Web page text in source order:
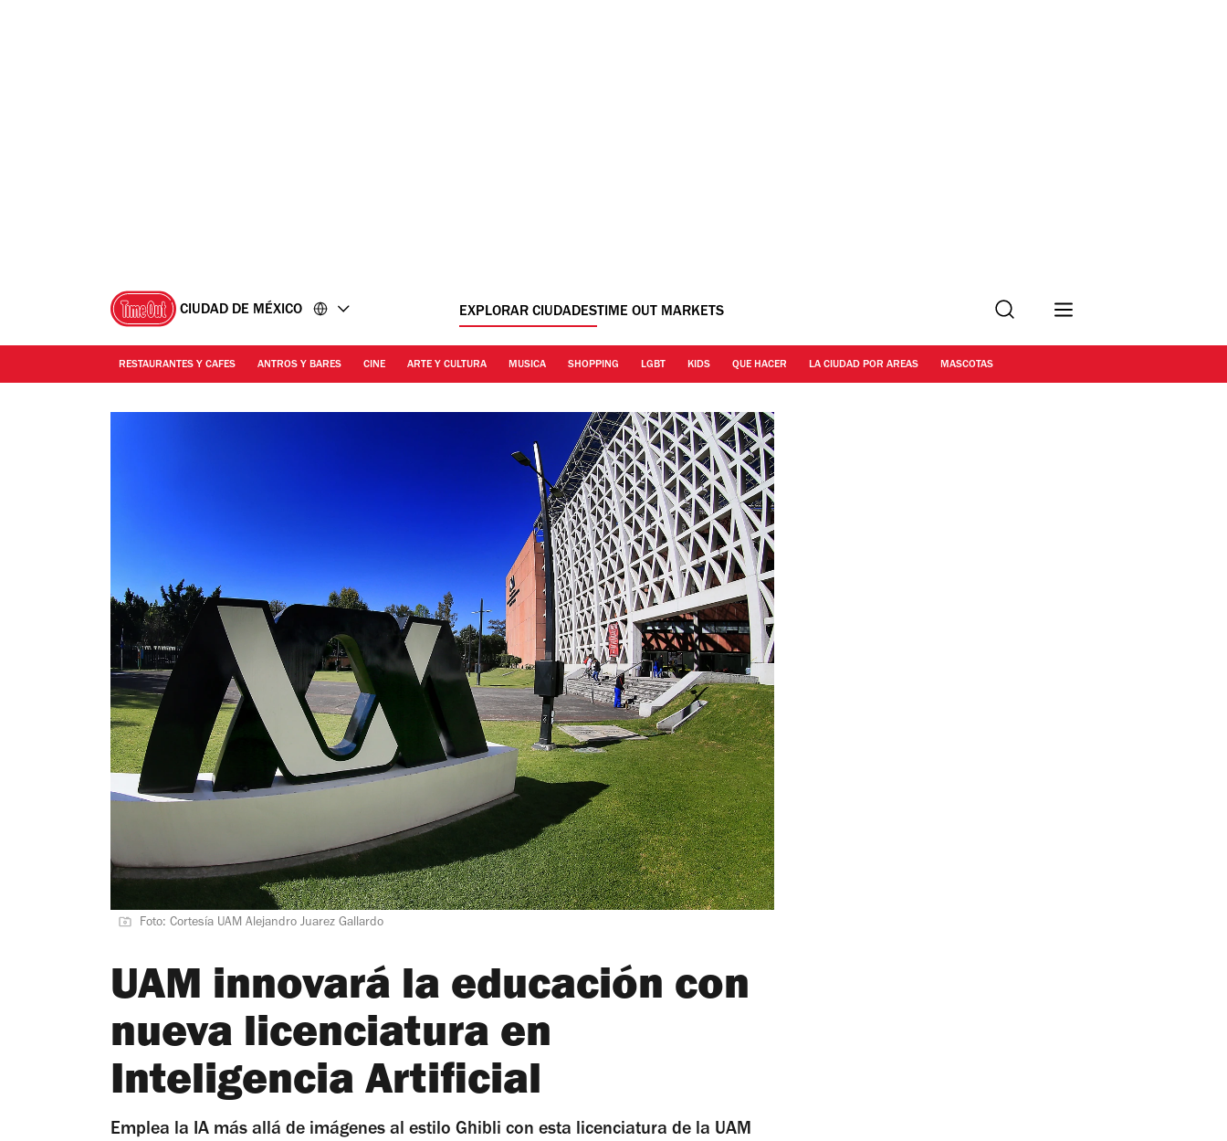
CIUDAD DE MÉXICO EXPLORAR CIUDADESTIME OUT MARKETS Buscar
RESTAURANTES Y CAFES ANTROS Y BARES CINE ARTE Y CULTURA MUSICA SHOPPING LGBT KIDS QUE HACER LA CIUDAD POR AREAS MASCOTAS
Foto: Cortesía UAM Alejandro Juarez Gallardo
UAM innovará la educación con
nueva licenciatura en
Inteligencia Artificial
Emplea la IA más allá de imágenes al estilo Ghibli con esta licenciatura de la UAM